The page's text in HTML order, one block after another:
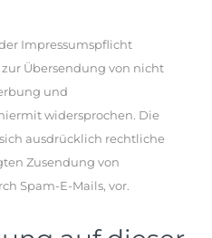
Impressumspflicht
Übersendung von nicht
und
widersprochen. Die
ausdrücklich rechtliche
Zusendung von
Spam-E-Mails, vor.